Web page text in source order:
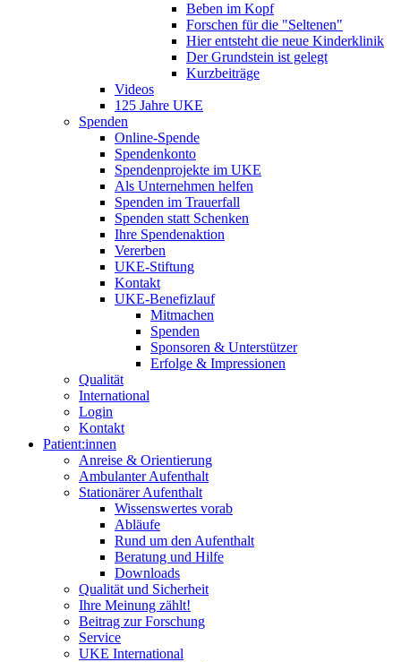
Beben im Kopf
Forschen für die "Seltenen"
Hier entsteht die neue Kinderklinik
Der Grundstein ist gelegt
Kurzbeiträge
Videos
125 Jahre UKE
Spenden
Online-Spende
Spendenkonto
Spendenprojekte im UKE
Als Unternehmen helfen
Spenden im Trauerfall
Spenden statt Schenken
Ihre Spendenaktion
Vererben
UKE-Stiftung
Kontakt
UKE-Benefizlauf
Mitmachen
Spenden
Sponsoren & Unterstützer
Erfolge & Impressionen
Qualität
International
Login
Kontakt
Patient:innen
Anreise & Orientierung
Ambulanter Aufenthalt
Stationärer Aufenthalt
Wissenswertes vorab
Abläufe
Rund um den Aufenthalt
Beratung und Hilfe
Downloads
Qualität und Sicherheit
Ihre Meinung zählt!
Beitrag zur Forschung
Service
UKE International